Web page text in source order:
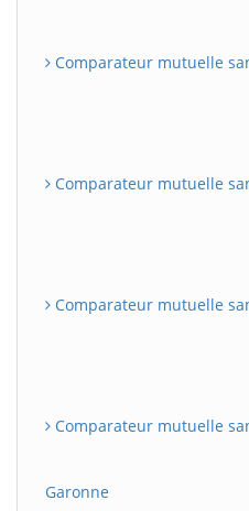
Comparateur mutuelle
Comparateur mutuelle
Comparateur mutuelle
Comparateur mutuelle
Garonne